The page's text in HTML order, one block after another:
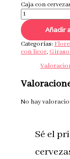
Caja con
Añadir
Categorías:
con licor,
No hay
Sé el